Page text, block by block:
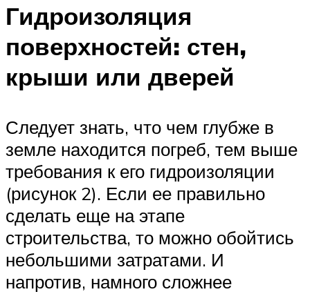
Гидроизоляция
поверхностей: стен,
крыши или дверей
Следует знать, что чем глубже в
земле находится погреб, тем выше
требования к его гидроизоляции
(рисунок 2). Если ее правильно
сделать еще на этапе
строительства, то можно обойтись
небольшими затратами. И
напротив, намного сложнее